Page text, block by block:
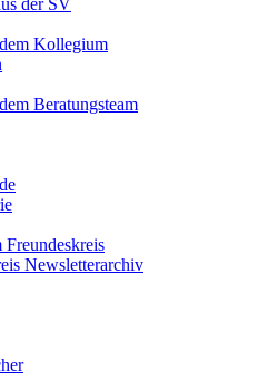
der SV
Kollegium
Beratungsteam
Freundeskreis
Newsletterarchiv